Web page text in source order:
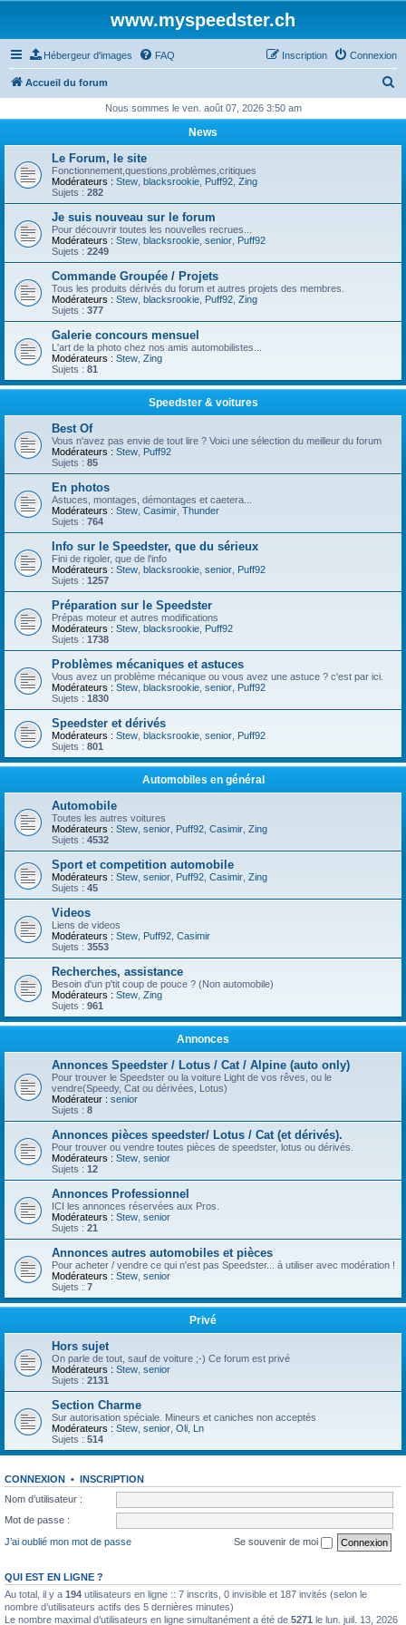
www.myspeedster.ch
Hébergeur d'images FAQ Connexion
Inscription
Accueil du forum
h
Nous sommes le ven. août 07, 2026 3:50 am
News
Le Forum, le site
Fonctionnement,questions,problèmes,critiques
Modérateurs : Stew blacksrookie Puff92 Zing
Sujets : 282
Je suis nouveau sur le forum
Pour découvrir toutes les nouvelles recrues...
Modérateurs : Stew blacksrookie senior Puff92
Sujets : 2249
Commande Groupée / Projets
Tous les produits dérivés du forum et autres projets des membres.
Modérateurs : Stew blacksrookie Puff92 Zing
Sujets : 377
Galerie concours mensuel
L'art de la photo chez nos amis automobilistes...
Modérateurs : Stew Zing
Sujets : 81
Speedster & voitures
Best Of
Vous n'avez pas envie de tout lire ? Voici une sélection du meilleur du forum
Modérateurs : Stew Puff92
Sujets : 85
En photos
Astuces, montages, démontages et caetera...
Modérateurs : Stew Casimir Thunder
Sujets : 764
Info sur le Speedster, que du sérieux
Fini de rigoler, que de l'info
Modérateurs : Stew blacksrookie senior Puff92
Sujets : 1257
Préparation sur le Speedster
Prépas moteur et autres modifications
Modérateurs : Stew blacksrookie Puff92
Sujets : 1738
Problèmes mécaniques et astuces
Vous avez un problème mécanique ou vous avez une astuce ? c'est par ici.
Modérateurs : Stew blacksrookie senior Puff92
Sujets : 1830
Speedster et dérivés
Modérateurs : Stew blacksrookie senior Puff92
Sujets : 801
Automobiles en général
Automobile
Toutes les autres voitures
Modérateurs : Stew senior Puff92 Casimir Zing
Sujets : 4532
Sport et competition automobile
Modérateurs : Stew senior Puff92 Casimir Zing
Sujets : 45
Videos
Liens de videos
Modérateurs : Stew Puff92 Casimir
Sujets : 3553
Recherches, assistance
Besoin d'un p'tit coup de pouce ? (Non automobile)
Modérateurs : Stew Zing
Sujets : 961
Annonces
Annonces Speedster / Lotus / Cat / Alpine (auto only)
Pour trouver le Speedster ou la voiture Light de vos rêves, ou le
vendre(Speedy, Cat ou dérivées, Lotus)
Modérateur : senior
Sujets : 8
Annonces pièces speedster/ Lotus / Cat (et dérivés).
Pour trouver ou vendre toutes pièces de speedster, lotus ou dérivés.
Modérateurs : Stew senior
Sujets : 12
Annonces Professionnel
ICI les annonces réservées aux Pros.
Modérateurs : Stew senior
Sujets : 21
Annonces autres automobiles et pièces
Pour acheter / vendre ce qui n'est pas Speedster... à utiliser avec modération !
Modérateurs : Stew senior
Sujets : 7
Privé
Hors sujet
On parle de tout, sauf de voiture ;-) Ce forum est privé
Modérateurs : Stew senior
Sujets : 2131
Section Charme
Sur autorisation spéciale. Mineurs et caniches non acceptés
Modérateurs : Stew senior Oli Ln
Sujets : 514
CONNEXION • INSCRIPTION
Nom d’utilisateur :
Mot de passe :
J’ai oublié mon mot de passe
Se souvenir de moi
QUI EST EN LIGNE ?
Au total, il y a 194 utilisateurs en ligne :: 7 inscrits, 0 invisible et 187 invités (selon le
nombre d’utilisateurs actifs des 5 dernières minutes)
Le nombre maximal d’utilisateurs en ligne simultanément a été de 5271 le lun. juil. 13, 2026